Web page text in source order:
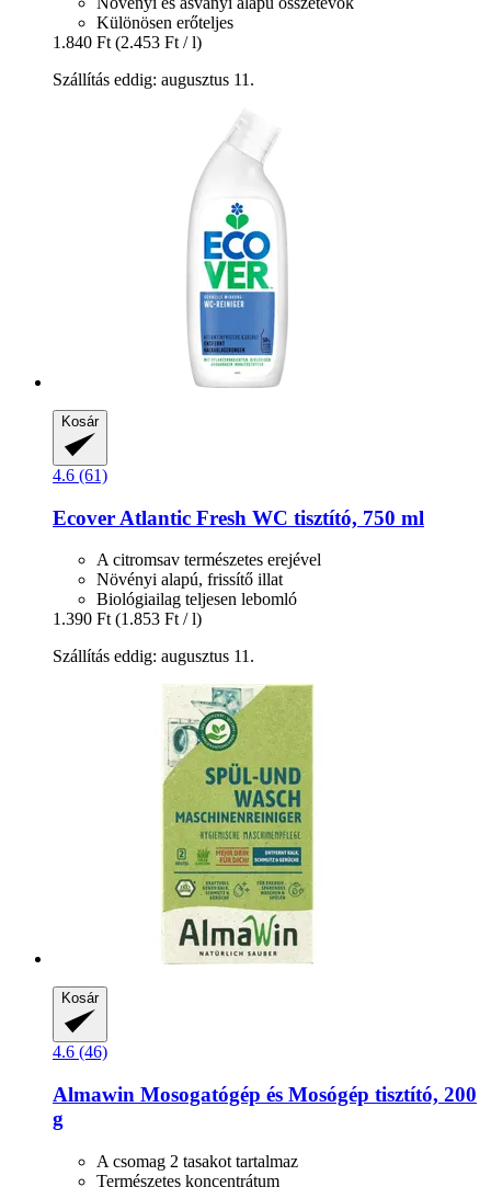
Különösen erőteljes
1.840 Ft (2.453 Ft / l)
Szállítás eddig: augusztus 11.
Kosár
4.6 (61)
Ecover Atlantic Fresh WC tisztító, 750 ml
A citromsav természetes erejével
Növényi alapú, frissítő illat
Biológiailag teljesen lebomló
1.390 Ft (1.853 Ft / l)
Szállítás eddig: augusztus 11.
Kosár
4.6 (46)
Almawin Mosogatógép és Mosógép tisztító, 200
g
A csomag 2 tasakot tartalmaz
Természetes koncentrátum